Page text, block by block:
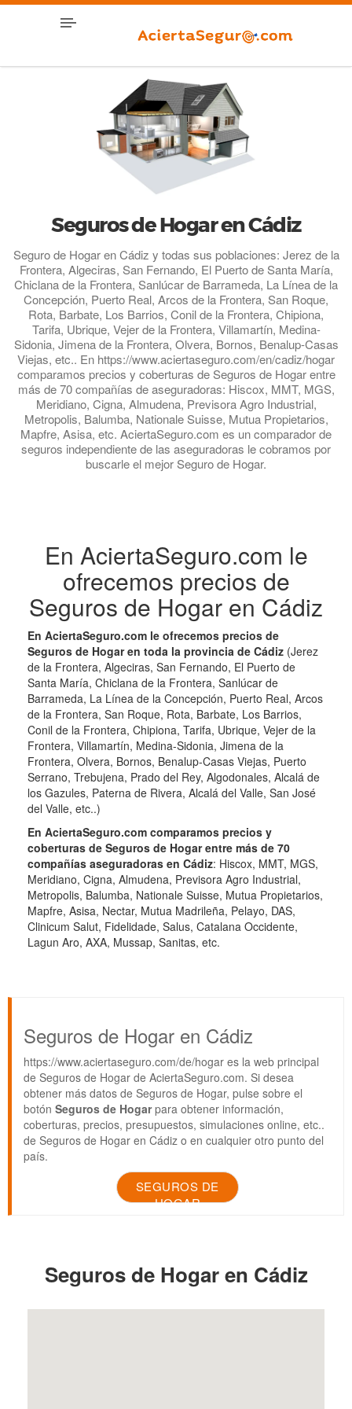
Seguros de Hogar en Cádiz
Seguro de Hogar en Cádiz y todas sus poblaciones: Jerez de la
Frontera, Algeciras, San Fernando, El Puerto de Santa María,
Chiclana de la Frontera, Sanlúcar de Barrameda, La Línea de la
Concepción, Puerto Real, Arcos de la Frontera, San Roque,
Rota, Barbate, Los Barrios, Conil de la Frontera, Chipiona,
Tarifa, Ubrique, Vejer de la Frontera, Villamartín, Medina-
Sidonia, Jimena de la Frontera, Olvera, Bornos, Benalup-Casas
Viejas, etc.. En https://www.aciertaseguro.com/en/cadiz/hogar
comparamos precios y coberturas de Seguros de Hogar entre
más de 70 compañías de aseguradoras: Hiscox, MMT, MGS,
Meridiano, Cigna, Almudena, Previsora Agro Industrial,
Metropolis, Balumba, Nationale Suisse, Mutua Propietarios,
Mapfre, Asisa, etc. AciertaSeguro.com es un comparador de
seguros independiente de las aseguradoras le cobramos por
buscarle el mejor Seguro de Hogar.
En AciertaSeguro.com le
ofrecemos precios de
Seguros de Hogar en Cádiz
En AciertaSeguro.com le ofrecemos precios de
Seguros de Hogar en toda la provincia de Cádiz (Jerez
de la Frontera, Algeciras, San Fernando, El Puerto de
Santa María, Chiclana de la Frontera, Sanlúcar de
Barrameda, La Línea de la Concepción, Puerto Real, Arcos
de la Frontera, San Roque, Rota, Barbate, Los Barrios,
Conil de la Frontera, Chipiona, Tarifa, Ubrique, Vejer de la
Frontera, Villamartín, Medina-Sidonia, Jimena de la
Frontera, Olvera, Bornos, Benalup-Casas Viejas, Puerto
Serrano, Trebujena, Prado del Rey, Algodonales, Alcalá de
los Gazules, Paterna de Rivera, Alcalá del Valle, San José
del Valle, etc..)
En AciertaSeguro.com comparamos precios y
coberturas de Seguros de Hogar entre más de 70
compañías aseguradoras en Cádiz: Hiscox, MMT, MGS,
Meridiano, Cigna, Almudena, Previsora Agro Industrial,
Metropolis, Balumba, Nationale Suisse, Mutua Propietarios,
Mapfre, Asisa, Nectar, Mutua Madrileña, Pelayo, DAS,
Clinicum Salut, Fidelidade, Salus, Catalana Occidente,
Lagun Aro, AXA, Mussap, Sanitas, etc.
Seguros de Hogar en Cádiz
https://www.aciertaseguro.com/de/hogar es la web principal
de Seguros de Hogar de AciertaSeguro.com. Si desea
obtener más datos de Seguros de Hogar, pulse sobre el
botón Seguros de Hogarpara obtener información,
coberturas, precios, presupuestos, simulaciones online, etc..
de Seguros de Hogar en Cádiz o en cualquier otro punto del
país.
SEGUROS DE
HOGAR
Seguros de Hogar en Cádiz